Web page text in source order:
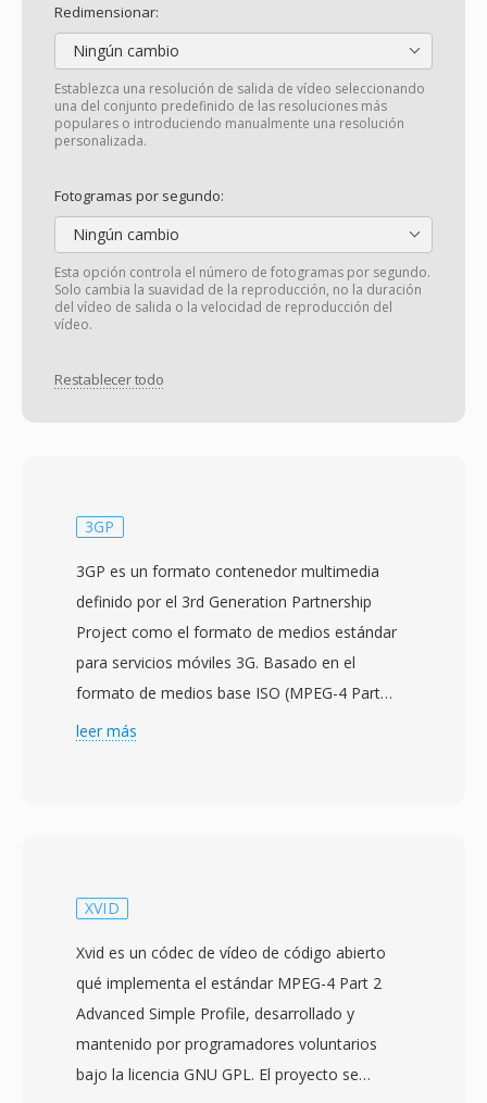
Redimensionar:
Ningún cambio
Establezca una resolución de salida de vídeo seleccionando
una del conjunto predefinido de las resoluciones más
populares o introduciendo manualmente una resolución
personalizada.
Fotogramas por segundo:
Ningún cambio
Esta opción controla el número de fotogramas por segundo.
Solo cambia la suavidad de la reproducción, no la duración
del vídeo de salida o la velocidad de reproducción del
vídeo.
Restablecer todo
3GP
3GP es un formato contenedor multimedia
definido por el 3rd Generation Partnership
Project como el formato de medios estándar
para servicios móviles 3G. Basado en el
formato de medios base ISO (MPEG-4 Part
12), fue diseñado para reducir los requisitos de
de vídeo H.263 o H.264 combinados con audio
fundamental para llevar el multimedia a los
dispositivos móviles durante la era temprana
de los smartphones, cuando las velocidades de
red y el hardware de los dispositivos imponian
restricciones estrictas sobre los tamaños de
leer más
XVID
Xvid es un códec de vídeo de código abierto
qué implementa el estándar MPEG-4 Part 2
Advanced Simple Profile, desarrollado y
mantenido por programadores voluntarios
bajo la licencia GNU GPL. El proyecto se